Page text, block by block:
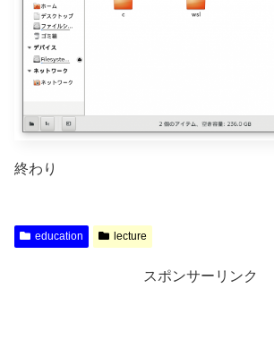
終わり
education lecture
スポンサーリンク